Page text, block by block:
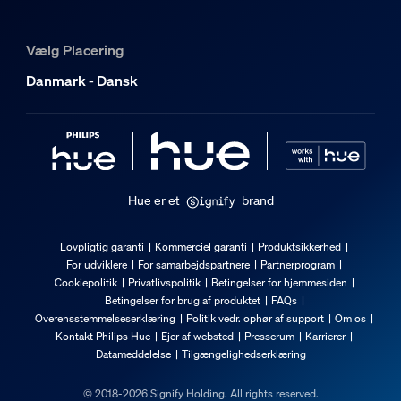
0,38 kg
Bruttovægt
174 mm
146 mm
Materialenummer (12NC)
929003854808
Emballageoplysninger
Vælg Placering
Danmark - Dansk
Hue er et brand
Lovpligtig garanti Kommerciel garanti
Produktsikkerhed
For udviklere
For samarbejdspartnere
Partnerprogram
Cookiepolitik
Privatlivspolitik
Betingelser for hjemmesiden
Betingelser for brug af produktet
FAQs
Overensstemmelseserklæring
Politik vedr. ophør af support
Om os
Kontakt Philips Hue
Ejer af websted Presserum
Karrierer
Datameddelelse
Tilgængelighedserklæring
© 2018-2026 Signify Holding. All rights reserved.